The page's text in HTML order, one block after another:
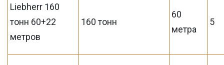
Liebherr 160
тонн 60+22
метров
160 тонн
60
метра
5